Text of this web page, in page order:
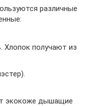
различные
Хлопок получают из
экокоже дышащие